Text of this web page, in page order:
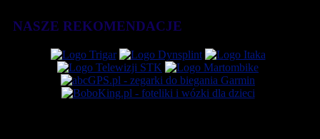
NASZE REKOMENDACJE